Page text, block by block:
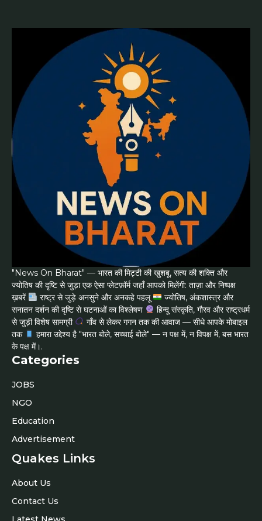
"News On Bharat" — भारत की मिट्टी की खुशबू, सत्य की शक्ति और
ज्योतिष की दृष्टि से जुड़ा एक ऐसा प्लेटफ़ॉर्म जहाँ आपको मिलेंगी: ताज़ा और निष्पक्ष
ख़बरें
राष्ट्र से जुड़े अनसुने और अनकहे पहलू
ज्योतिष, अंकशास्त्र और
सनातन दर्शन की दृष्टि से घटनाओं का विश्लेषण
हिन्दू संस्कृति, गौरव और राष्ट्रधर्म
से जुड़ी विशेष सामग्री
गाँव से लेकर गगन तक की आवाज — सीधे आपके मोबाइल
तक
हमारा उद्देश्य है "भारत बोले, सच्चाई बोले" — न पक्ष में, न विपक्ष में, बस भारत
के पक्ष में।.
Categories
JOBS
NGO
Education
Advertisement
Quakes Links
About Us
Contact Us